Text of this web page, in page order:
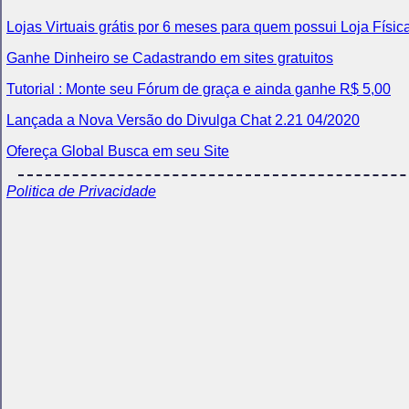
Lojas Virtuais grátis por 6 meses para quem possui Loja
Ganhe Dinheiro se Cadastrando em sites gratuitos
Tutorial : Monte seu Fórum de graça e ainda ganhe R$ 5,00
Lançada a Nova Versão do Divulga Chat 2.21 04/2020
Ofereça Global Busca em seu Site
Politica de Privacidade